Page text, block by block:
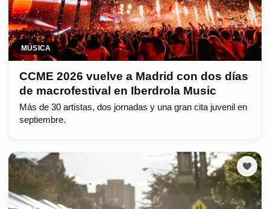
MÚSICA
CCME 2026 vuelve a Madrid con dos días
de macrofestival en Iberdrola Music
Más de 30 artistas, dos jornadas y una gran cita juvenil en
septiembre.